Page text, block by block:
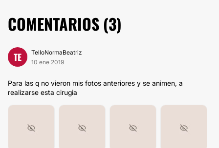
COMENTARIOS (3)
TE
TelloNormaBeatriz
10 ene 2019
Para las q no vieron mis fotos anteriores y se animen, a
realizarse esta cirugia